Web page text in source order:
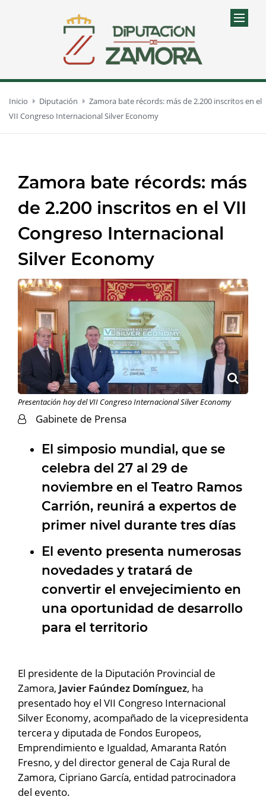
Inicio Diputación
Zamora bate récords: más de 2.200 inscritos en el
VII Congreso Internacional Silver Economy
Zamora bate récords: más
de 2.200 inscritos en el VII
Congreso Internacional
Silver Economy
Presentación hoy del VII Congreso Internacional Silver Economy
Gabinete de Prensa
El simposio mundial, que se
celebra del 27 al 29 de
noviembre en el Teatro Ramos
Carrión, reunirá a expertos de
primer nivel durante tres días
El evento presenta numerosas
novedades y tratará de
convertir el envejecimiento en
una oportunidad de desarrollo
para el territorio
El presidente de la Diputación Provincial de
Zamora, Javier Faúndez Domínguez, ha
presentado hoy el VII Congreso Internacional
Silver Economy, acompañado de la vicepresidenta
tercera y diputada de Fondos Europeos,
Emprendimiento e Igualdad, Amaranta Ratón
Fresno, y del director general de Caja Rural de
Zamora, Cipriano García, entidad patrocinadora
del evento.